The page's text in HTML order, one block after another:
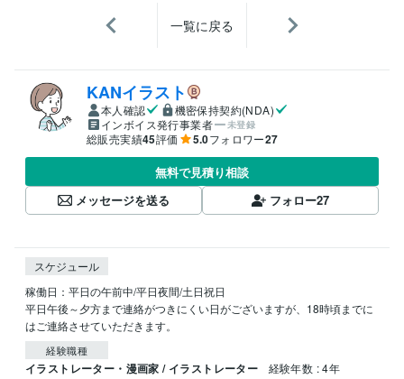
一覧に戻る
KANイラスト
本人確認
機密保持契約(NDA)
インボイス発行事業者
未登録
総販売実績45評価 5.0フォロワー27
無料で見積り相談
メッセージを送る
フォロー27
スケジュール
稼働日：平日の午前中/平日夜間/土日祝日
平日午後～夕方まで連絡がつきにくい日がございますが、18時頃までに
はご連絡させていただきます。
経験職種
イラストレーター・漫画家 / イラストレーター 経験年数 : 4年